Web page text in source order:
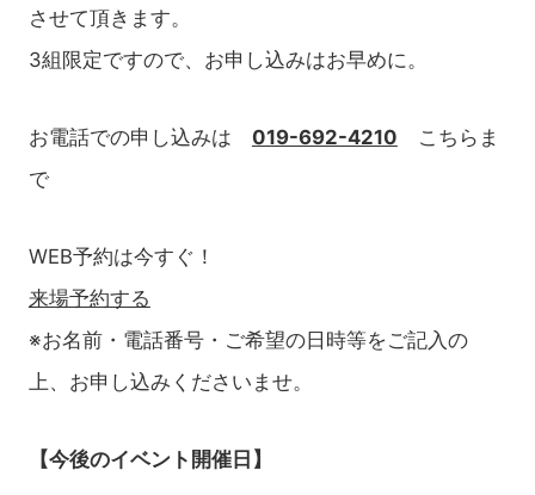
させて頂きます。
3組限定ですので、お申し込みはお早めに。
お電話での申し込みは 019-692-4210 こちらま
で
WEB予約は今すぐ！
来場予約する
※お名前・電話番号・ご希望の日時等をご記入の
上、お申し込みくださいませ。
【今後のイベント開催日】